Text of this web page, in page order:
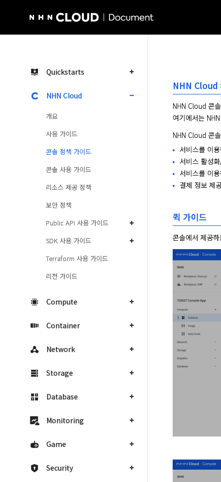
Quickstarts
NHN Cloud
개요
사용 가이드
콘솔 정책 가이드
콘솔 사용 가이드
리소스 제공 정책
보안 정책
Public API 사용 가이드
SDK 사용 가이드
Terraform 사용 가이드
리전 가이드
Compute
Container
Network
Storage
Database
Monitoring
Game
Security
NHN Cloud
NHN Cloud 콘
여기에서는
NHN Cloud 콘
서비스를 이
서비스 활성
서비스를 이
결제 정보 제
퀵 가이드
콘솔에서 제공